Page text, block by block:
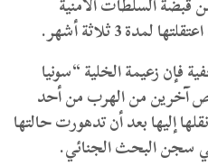
3 ثلاثة أشهر.
زعيمة الخلية “سونيا
آخرين من الهرب من أحد
إليها بعد أن تدهورت حالتها
سجن البحث الجنائي.